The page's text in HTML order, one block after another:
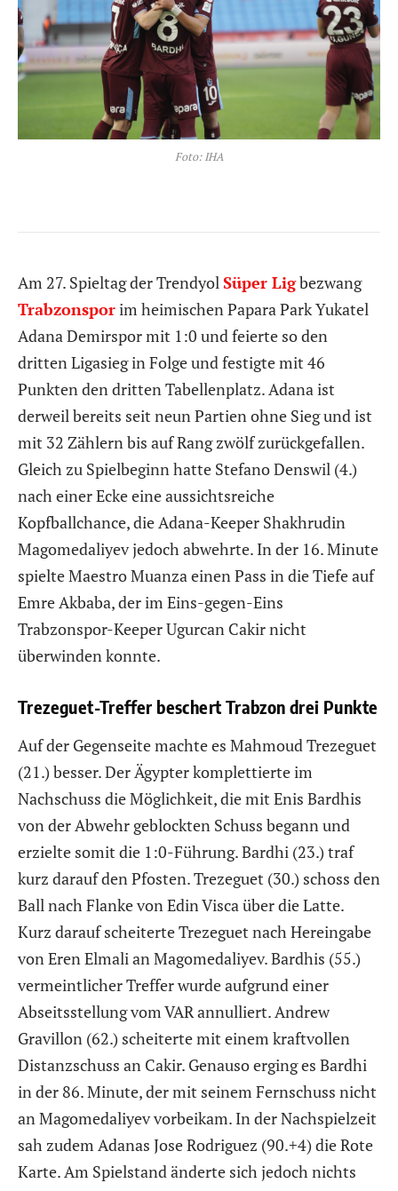
Foto: IHA
Am 27. Spieltag der Trendyol Süper Ligbezwang
Trabzonsporim heimischen Papara Park Yukatel
Adana Demirspor mit 1:0 und feierte so den
dritten Ligasieg in Folge und festigte mit 46
Punkten den dritten Tabellenplatz. Adana ist
derweil bereits seit neun Partien ohne Sieg und ist
mit 32 Zählern bis auf Rang zwölf zurückgefallen.
Gleich zu Spielbeginn hatte Stefano Denswil (4.)
nach einer Ecke eine aussichtsreiche
Kopfballchance, die Adana-Keeper Shakhrudin
Magomedaliyev jedoch abwehrte. In der 16. Minute
spielte Maestro Muanza einen Pass in die Tiefe auf
Emre Akbaba, der im Eins-gegen-Eins
Trabzonspor-Keeper Ugurcan Cakir nicht
überwinden konnte.
Trezeguet-Treffer beschert Trabzon drei Punkte
Auf der Gegenseite machte es Mahmoud Trezeguet
(21.) besser. Der Ägypter komplettierte im
Nachschuss die Möglichkeit, die mit Enis Bardhis
von der Abwehr geblockten Schuss begann und
erzielte somit die 1:0-Führung. Bardhi (23.) traf
kurz darauf den Pfosten. Trezeguet (30.) schoss den
Ball nach Flanke von Edin Visca über die Latte.
Kurz darauf scheiterte Trezeguet nach Hereingabe
von Eren Elmali an Magomedaliyev. Bardhis (55.)
vermeintlicher Treffer wurde aufgrund einer
Abseitsstellung vom VAR annulliert. Andrew
Gravillon (62.) scheiterte mit einem kraftvollen
Distanzschuss an Cakir. Genauso erging es Bardhi
in der 86. Minute, der mit seinem Fernschuss nicht
an Magomedaliyev vorbeikam. In der Nachspielzeit
sah zudem Adanas Jose Rodriguez (90.+4) die Rote
Karte. Am Spielstand änderte sich jedoch nichts